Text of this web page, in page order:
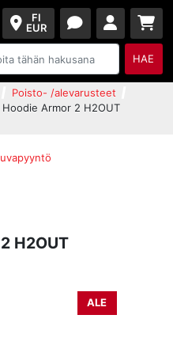
FI
EUR
HAE
Poisto- /alevarusteet
Hoodie Armor 2 H2OUT
H2OUT
ALE